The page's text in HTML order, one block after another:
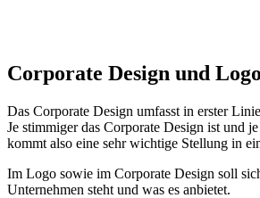
Corporate Design und
Das Corporate Design umfasst in erster
Je stimmiger das Corporate Design ist und
kommt also eine sehr wichtige Stellung in
Im Logo sowie im Corporate Design soll
Unternehmen steht und was es anbietet.